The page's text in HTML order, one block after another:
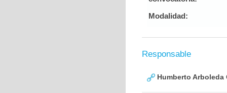
Modalidad:
Responsable
Humberto Arboleda